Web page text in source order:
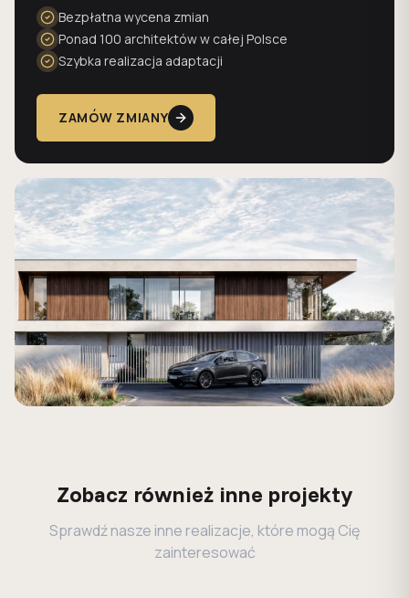
Bezpłatna wycena zmian
Ponad 100 architektów w całej Polsce
Szybka realizacja adaptacji
ZAMÓW ZMIANY
Zobacz również inne projekty
Sprawdź nasze inne realizacje, które mogą Cię
zainteresować